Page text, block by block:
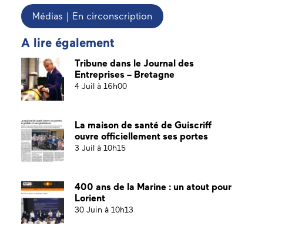
Médias | En circonscription
A lire également
Tribune dans le Journal des
Entreprises – Bretagne
4 Juil à 16h00
La maison de santé de Guiscriff
ouvre officiellement ses portes
3 Juil à 10h15
400 ans de la Marine : un atout pour
Lorient
30 Juin à 10h13